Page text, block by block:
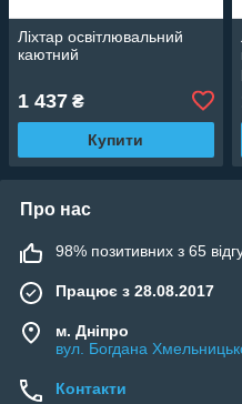
Ліхтар освітлювальний
каютний
1 437 ₴
Купити
Про нас
98% позитивних з 65
Працює з 28.08.2017
м. Дніпро
вул. Богдана
Контакти